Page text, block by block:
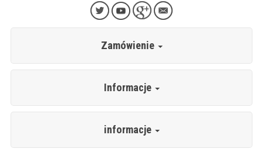
Zamówienie
Informacje
informacje